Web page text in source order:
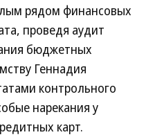
рядом финансовых
проведя аудит
бюджетных
Геннадия
контрольного
нарекания у
карт.